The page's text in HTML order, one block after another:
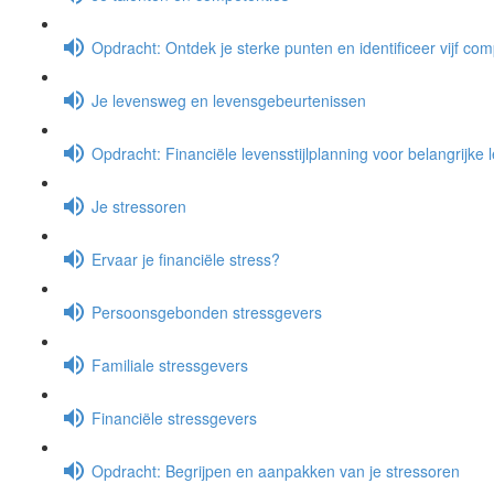
Opdracht: Ontdek je sterke punten en identificeer vijf
Je levensweg en levensgebeurtenissen
Opdracht: Financiële levensstijlplanning voor belangrijke
Je stressoren
Ervaar je financiële stress?
Persoonsgebonden stressgevers
Familiale stressgevers
Financiële stressgevers
Opdracht: Begrijpen en aanpakken van je stressoren